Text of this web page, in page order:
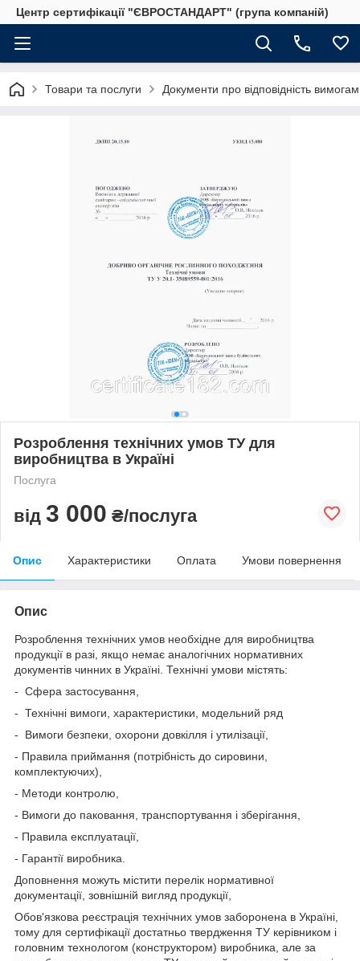
Центр сертифікації "ЄВРОСТАНДАРТ" (група компаній)
Товари та послуги Документи про відповідність
Розроблення технічних умов ТУ для
виробництва в Україні
Послуга
від 3 000 ₴/послуга
Опис Характеристики Оплата Умови повернення
Опис
Розроблення технічних умов необхідне для виробництва
продукції в разі, якщо немає аналогічних нормативних
документів чинних в Україні. Технічні умови містять:
- Сфера застосування,
- Технічні вимоги, характеристики, модельний ряд
- Вимоги безпеки, охорони довкілля і утилізації,
- Правила приймання (потрібність до сировини,
комплектуючих),
- Методи контролю,
- Вимоги до паковання, транспортування і зберігання,
- Правила експлуатації,
- Гарантії виробника.
Доповнення можуть містити перелік нормативної
документації, зовнішній вигляд продукції,
Обов'язкова реєстрація технічних умов заборонена в Україні,
тому для сертифікації достатньо твердження ТУ керівником і
головним технологом (конструктором) виробника, але за